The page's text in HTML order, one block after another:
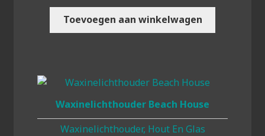
Toevoegen aan winkelwagen
Waxinelichthouder Beach House
Waxinelichthouder, Hout En Glas